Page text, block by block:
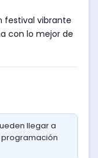
festival vibrante
con lo mejor de
llegar a